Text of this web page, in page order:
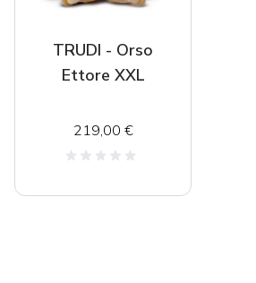
TRUDI - Orso
Ettore XXL
219,00 €